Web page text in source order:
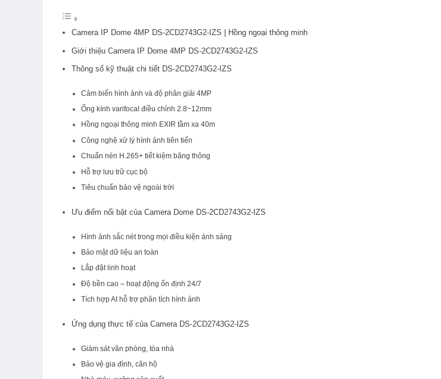
Camera IP Dome 4MP DS-2CD2743G2-IZS | Hồng ngoại thông minh
Giới thiệu Camera IP Dome 4MP DS-2CD2743G2-IZS
Thông số kỹ thuật chi tiết DS-2CD2743G2-IZS
Cảm biến hình ảnh và độ phân giải 4MP
Ống kính varifocal điều chỉnh 2.8~12mm
Hồng ngoại thông minh EXIR tầm xa 40m
Công nghệ xử lý hình ảnh tiên tiến
Chuẩn nén H.265+ tiết kiệm băng thông
Hỗ trợ lưu trữ cục bộ
Tiêu chuẩn bảo vệ ngoài trời
Ưu điểm nổi bật của Camera Dome DS-2CD2743G2-IZS
Hình ảnh sắc nét trong mọi điều kiện ánh sáng
Bảo mật dữ liệu an toàn
Lắp đặt linh hoạt
Độ bền cao – hoạt động ổn định 24/7
Tích hợp AI hỗ trợ phân tích hình ảnh
Ứng dụng thực tế của Camera DS-2CD2743G2-IZS
Giám sát văn phòng, tòa nhà
Bảo vệ gia đình, căn hộ